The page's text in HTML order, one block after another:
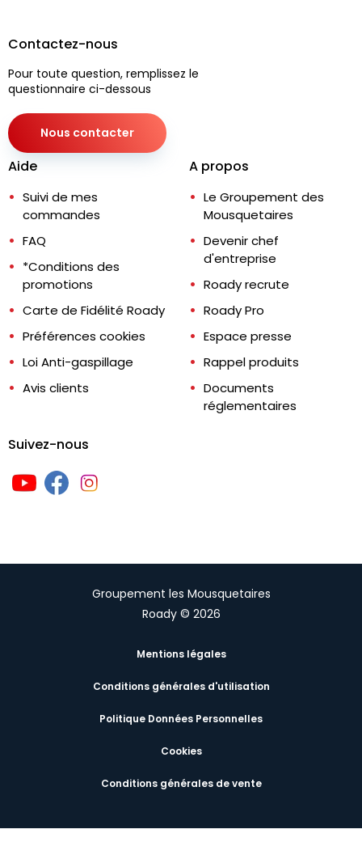
Contactez-nous
Pour toute question, remplissez le
questionnaire ci-dessous
Nous contacter
Aide
Suivi de mes
commandes
FAQ
*Conditions des
promotions
Carte de Fidélité Roady
Préférences cookies
Loi Anti-gaspillage
Avis clients
A propos
Le Groupement des
Mousquetaires
Devenir chef
d'entreprise
Roady recrute
Roady Pro
Espace presse
Rappel produits
Documents
réglementaires
Suivez-nous
Groupement les Mousquetaires
Roady © 2026
Mentions légales
Conditions générales d'utilisation
Politique Données Personnelles
Cookies
Conditions générales de vente